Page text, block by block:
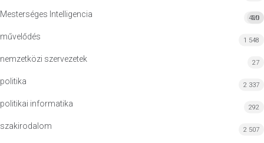
Mesterséges Intelligencia MI
420
művelődés 1 548
nemzetközi szervezetek 27
politika 2 337
politikai informatika 292
szakirodalom 2 507